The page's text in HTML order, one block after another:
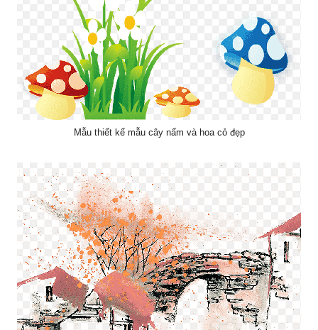
Mẫu thiết kế mẫu cây nấm và hoa cỏ đẹp